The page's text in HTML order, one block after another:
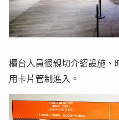
櫃台人員很親切介紹設施、
用卡片管制進入。